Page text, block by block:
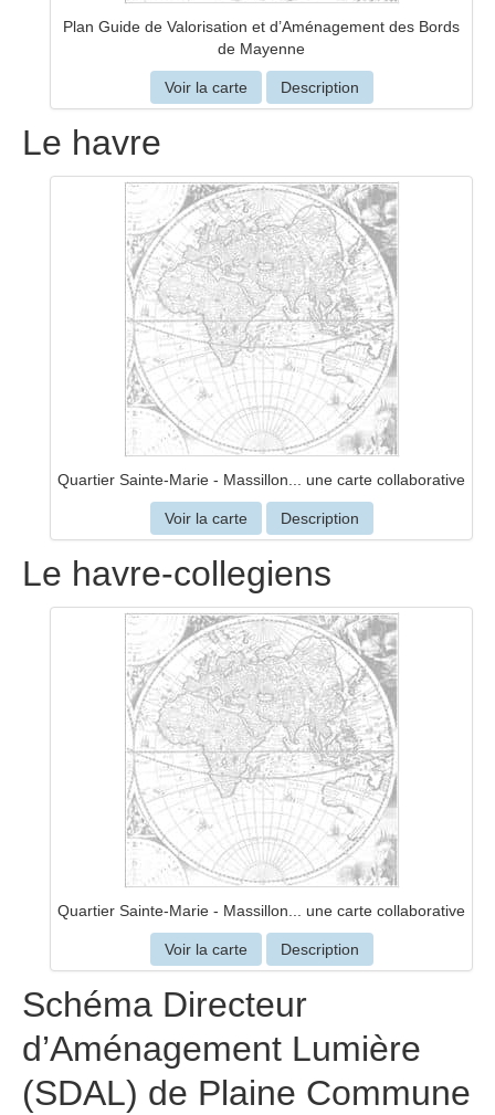
Plan Guide de Valorisation et d’Aménagement des Bords
de Mayenne
Voir la carte Description
Le havre
Quartier Sainte-Marie - Massillon... une carte collaborative
Voir la carte Description
Le havre-collegiens
Quartier Sainte-Marie - Massillon... une carte collaborative
Voir la carte Description
Schéma Directeur
d’Aménagement Lumière
(SDAL) de Plaine Commune